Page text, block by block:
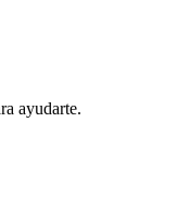
ayudarte.